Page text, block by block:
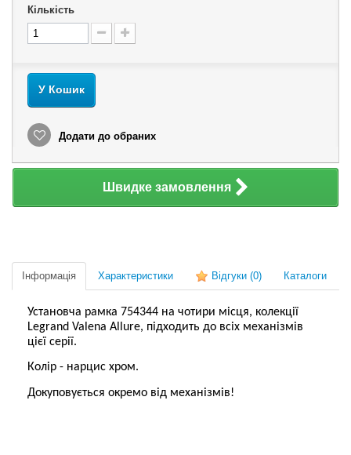
Кількість
У Кошик
Додати до обраних
Швидке замовлення
Інформація Характеристики Відгуки (0) Каталоги
Установча рамка 754344 на чотири місця, колекції
Legrand Valena Allure, підходить до всіх механізмів
цієї серії.
Колір - нарцис хром.
Докуповується окремо від механізмів!